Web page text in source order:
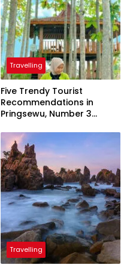
Travelling
Five Trendy Tourist
Recommendations in
Pringsewu, Number 3
President
Travelling